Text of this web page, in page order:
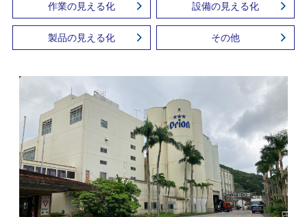
作業の見える化 設備の見える化
製品の見える化 その他